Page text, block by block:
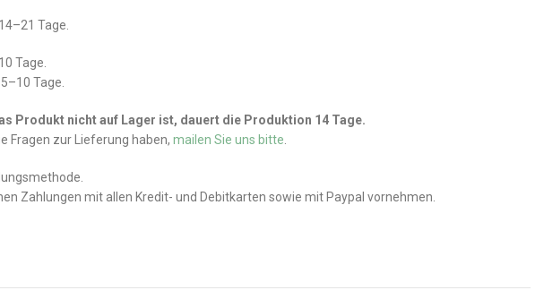
Tage.
Tage.
Tage.
Produkt nicht auf Lager ist, dauert die Produktion 14 Tage.
Fragen zur Lieferung haben, mailen Sie uns bitte
Zahlungen mit allen Kredit- und Debitkarten sowie mit Paypal vornehmen.